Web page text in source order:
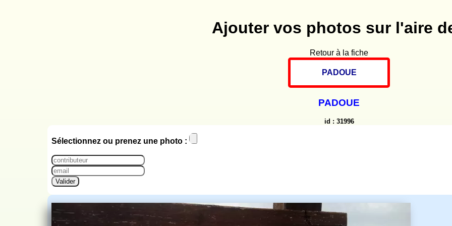
Ajouter vos photos sur l'aire
Retour à la fiche
PADOUE
PADOUE
id : 31996
Sélectionnez ou prenez une photo :
Valider